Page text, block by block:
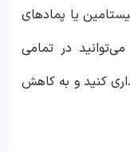
یا پمادهای
در تمامی
کنید و به کاهش